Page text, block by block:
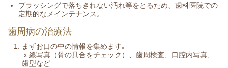
ブラッシングで落ちきれない汚れ等をとるため、歯科医院での
定期的なメインテナンス。
歯周病の治療法
まずお口の中の情報を集めます｡
ｘ線写真（骨の具合をチェック）、歯周検査、口腔内写真、
歯型など